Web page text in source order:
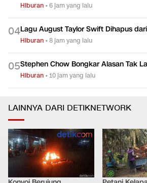
Hiburan •6 jam yang lalu
04Lagu August Taylor Swift Dihapus
Hiburan •8 jam yang lalu
05Stephen Chow Bongkar Alasan Tak
Hiburan •10 jam yang lalu
LAINNYA DARI DETIKNETWORK